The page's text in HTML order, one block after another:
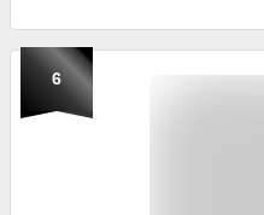
6